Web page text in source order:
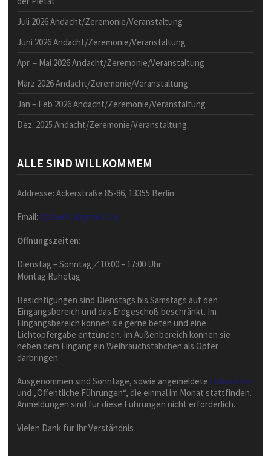
Juli 2026 Andacht/Zeremonie/Veranstaltung
Juni 2026 Andacht/Zeremonie/Veranstaltung
Apr. – Mai 2026 Andacht/Zeremonie/Veranstaltung
März 2026 Andacht/Zeremonie/Veranstaltung
Jan – Feb 2026 Andacht/Zeremonie/Veranstaltung
Dez. 2025 Andacht/Zeremonie/Veranstaltung
ALLE SIND WILLKOMMEM
Addresse: Ackerstraße 85-86, 13355 Berlin
Email: fgsberlin@gmail.com
Öffnungszeiten:
Dienstag – Sonntag／10:00 – 17:00 Uhr
Montag Ruhetag
Besichtigungen sind Dienstags bis Samstags auf den
Eingangsbereich und das Erdgeschoß beschränkt. Im
Eingangsbereich können sie gerne beten und eine
Lichtopfergabe entzünden. Im Außenbereich können sie
neben dem Eingang ein Weihrauchstäbchen als Opfer
darbringen.
Ausgenommen sind Sonntage, sowie angemeldete Führungen
und „Öffentliche Führungen“, die einmal im Monat stattfinden.
Anmeldungen sind für diese Führungen nicht erforderlich.
Vielen Dank für Ihr Verständnis